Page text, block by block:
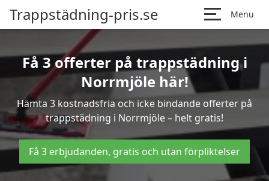
Trappstädning-pris.se Menu
Få 3 offerter på trappstädning i
Norrmjöle här!
Hämta 3 kostnadsfria och icke bindande offerter på
trappstädning i Norrmjöle – helt gratis!
Få 3 erbjudanden, gratis och utan förpliktelser